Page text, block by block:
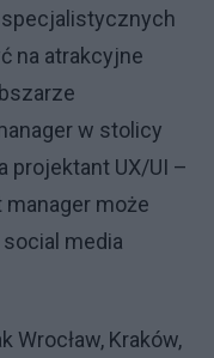
specjalistycznych
na atrakcyjne
w stolicy
projektant UX/UI –
manager może
social media
Wrocław, Kraków,